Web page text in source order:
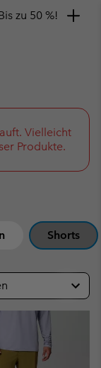
zu 50 %!
Vielleicht
Produkte.
Shorts